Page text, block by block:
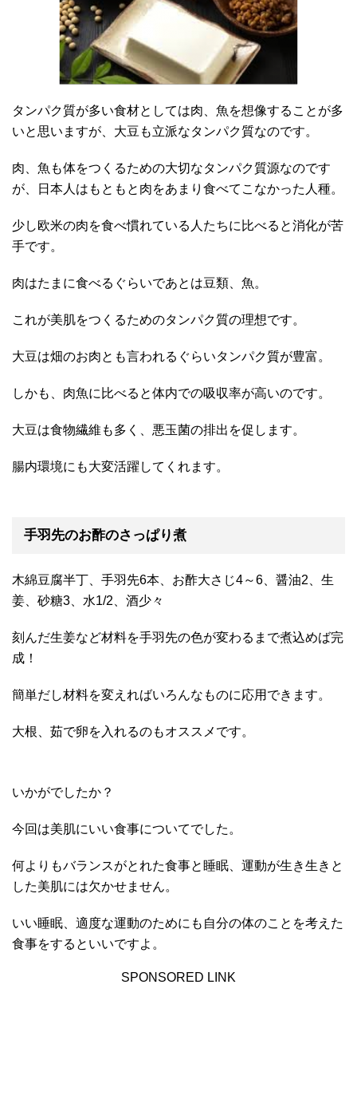
タンパク質が多い食材としては肉、魚を想像することが多
いと思いますが、大豆も立派なタンパク質なのです。
肉、魚も体をつくるための大切なタンパク質源なのです
が、日本人はもともと肉をあまり食べてこなかった人種。
少し欧米の肉を食べ慣れている人たちに比べると消化が苦
手です。
肉はたまに食べるぐらいであとは豆類、魚。
これが美肌をつくるためのタンパク質の理想です。
大豆は畑のお肉とも言われるぐらいタンパク質が豊富。
しかも、肉魚に比べると体内での吸収率が高いのです。
大豆は食物繊維も多く、悪玉菌の排出を促します。
腸内環境にも大変活躍してくれます。
手羽先のお酢のさっぱり煮
木綿豆腐半丁、手羽先6本、お酢大さじ4～6、醤油2、生
姜、砂糖3、水1/2、酒少々
刻んだ生姜など材料を手羽先の色が変わるまで煮込めば完
成！
簡単だし材料を変えればいろんなものに応用できます。
大根、茹で卵を入れるのもオススメです。
いかがでしたか？
今回は美肌にいい食事についてでした。
何よりもバランスがとれた食事と睡眠、運動が生き生きと
した美肌には欠かせません。
いい睡眠、適度な運動のためにも自分の体のことを考えた
食事をするといいですよ。
SPONSORED LINK